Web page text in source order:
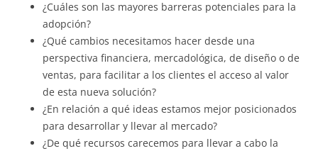
¿Cuáles son las mayores barreras potenciales para la
adopción?
¿Qué cambios necesitamos hacer desde una
perspectiva financiera, mercadológica, de diseño o de
ventas, para facilitar a los clientes el acceso al valor
de esta nueva solución?
¿En relación a qué ideas estamos mejor posicionados
para desarrollar y llevar al mercado?
¿De qué recursos carecemos para llevar a cabo la